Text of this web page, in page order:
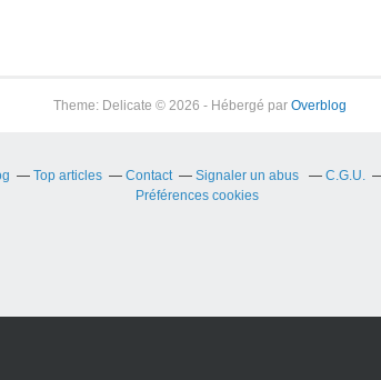
Theme: Delicate © 2026 - Hébergé par Overblog
Top articles Contact Signaler un abus C.G.U.
Préférences cookies